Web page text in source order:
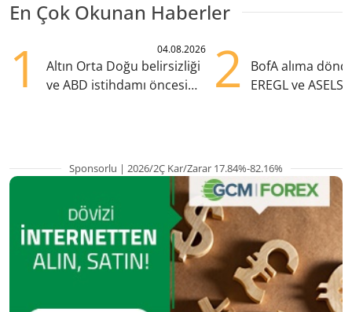
En Çok Okunan Haberler
1 04.08.2026
Altın Orta Doğu belirsizliği
ve ABD istihdamı öncesi
2
BofA alıma
EREGL ve ASELS
Sponsorlu | 2026/2Ç Kar/Zarar 17.84%-82.16%